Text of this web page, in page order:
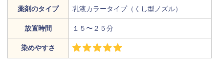
薬剤のタイプ 乳液カラータイプ（くし型ノズル）
放置時間 １５〜２５分
染めやすさ